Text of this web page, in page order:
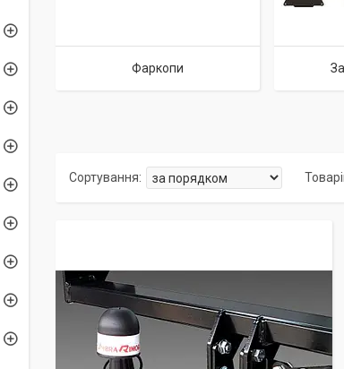
Фаркопи